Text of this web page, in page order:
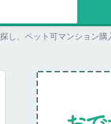
、ペット可マンション購